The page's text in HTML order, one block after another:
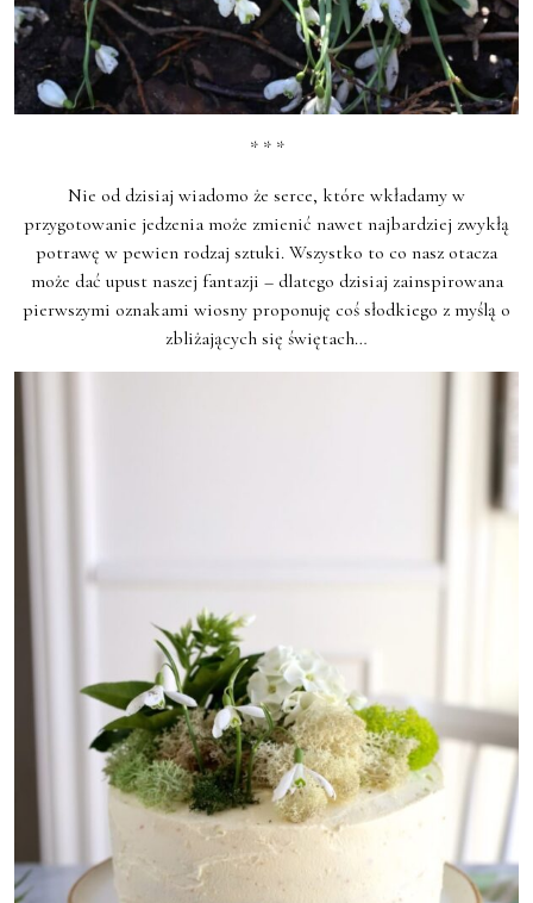
* * *
Nie od dzisiaj wiadomo że serce, które wkładamy w
przygotowanie jedzenia może zmienić nawet najbardziej zwykłą
potrawę w pewien rodzaj sztuki. Wszystko to co nasz otacza
może dać upust naszej fantazji – dlatego dzisiaj zainspirowana
pierwszymi oznakami wiosny proponuję coś słodkiego z myślą o
zbliżających się świętach…